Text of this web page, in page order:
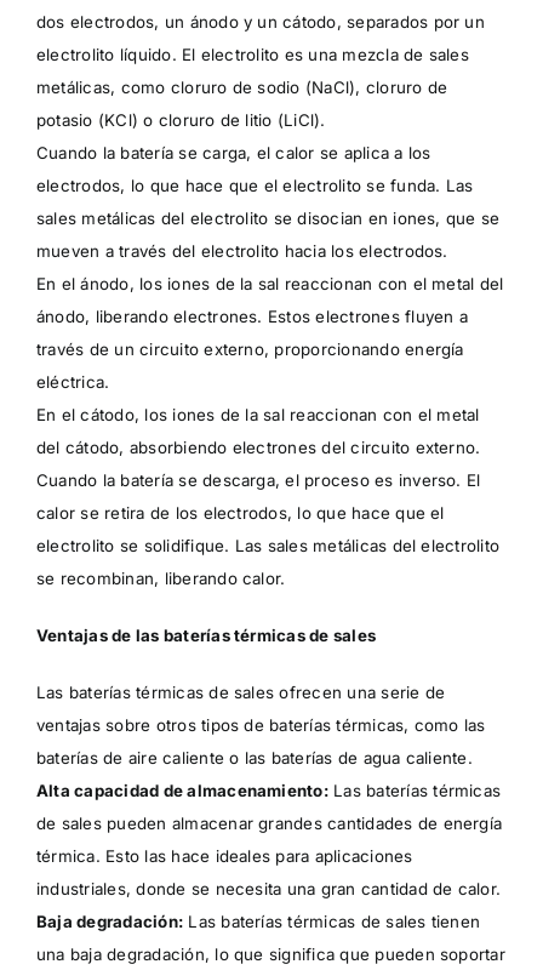
dos electrodos, un ánodo y un cátodo, separados por un
electrolito líquido. El electrolito es una mezcla de sales
metálicas, como cloruro de sodio (NaCl), cloruro de
potasio (KCl) o cloruro de litio (LiCl).
Cuando la batería se carga, el calor se aplica a los
electrodos, lo que hace que el electrolito se funda. Las
sales metálicas del electrolito se disocian en iones, que se
mueven a través del electrolito hacia los electrodos.
En el ánodo, los iones de la sal reaccionan con el metal del
ánodo, liberando electrones. Estos electrones fluyen a
través de un circuito externo, proporcionando energía
eléctrica.
En el cátodo, los iones de la sal reaccionan con el metal
del cátodo, absorbiendo electrones del circuito externo.
Cuando la batería se descarga, el proceso es inverso. El
calor se retira de los electrodos, lo que hace que el
electrolito se solidifique. Las sales metálicas del electrolito
se recombinan, liberando calor.
Ventajas de las baterías térmicas de sales
Las baterías térmicas de sales ofrecen una serie de
ventajas sobre otros tipos de baterías térmicas, como las
baterías de aire caliente o las baterías de agua caliente.
Alta capacidad de almacenamiento:Las baterías térmicas
de sales pueden almacenar grandes cantidades de energía
térmica. Esto las hace ideales para aplicaciones
industriales, donde se necesita una gran cantidad de calor.
Baja degradación: Las baterías térmicas de sales tienen
una baja degradación, lo que significa que pueden soportar